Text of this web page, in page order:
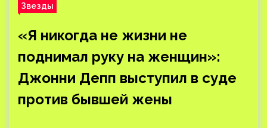
Звезды
«Я никогда не жизни не
поднимал руку на женщин»:
Джонни Депп выступил в суде
против бывшей жены